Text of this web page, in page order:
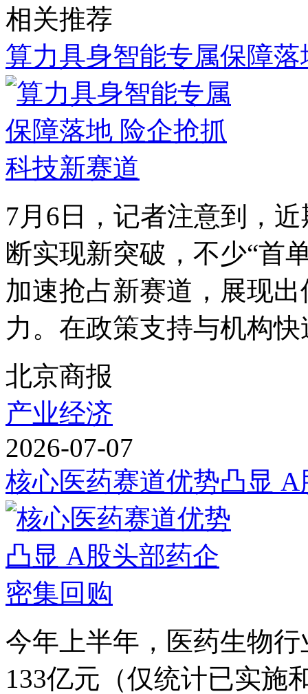
相关推荐
算力具身智能专属保障
7月6日，记者注意到，
断实现新突破，不少“首
加速抢占新赛道，展现
力。在政策支持与机构快
北京商报
产业经济
2026-07-07
核心医药赛道优势凸显
今年上半年，医药生物
133亿元（仅统计已实施